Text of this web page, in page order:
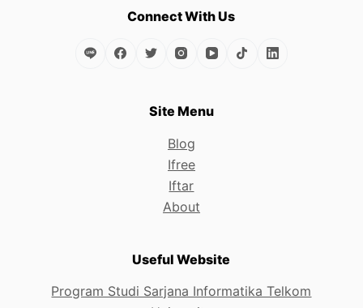
Connect With Us
Site Menu
Blog
Ifree
Iftar
About
Useful Website
Program Studi Sarjana Informatika Telkom